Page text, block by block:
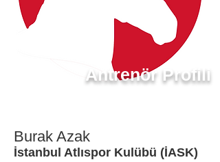
Antrenör Profili
Burak Azak
İstanbul Atlıspor Kulübü (İASK)